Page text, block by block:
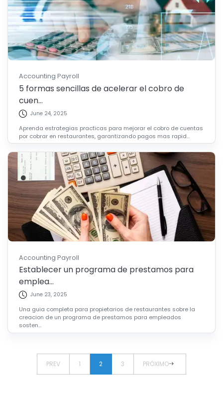
Accounting Payroll
5 formas sencillas de acelerar el cobro de
cuen...
June 24, 2025
Aprenda estrategias practicas para mejorar el cobro de cuentas
por cobrar en restaurantes, garantizando pagos mas rapid...
Accounting Payroll
Establecer un programa de prestamos para
emplea...
June 23, 2025
Una guia completa para propietarios de restaurantes sobre la
creacion de un programa de prestamos para empleados
sosten...
PREV 1 2 3 PRÓXIMO